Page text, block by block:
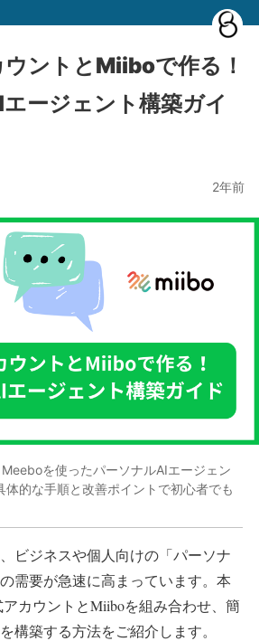
ントとMiiboで作る！
ージェント構築ガイ
2年前
を使ったパーソナルAIエージェン
体的な手順と改善ポイントで初心者でも
ビジネスや個人向けの「パーソナ
需要が急速に高まっています。本
カウントとMiiboを組み合わせ、簡
構築する方法をご紹介します。